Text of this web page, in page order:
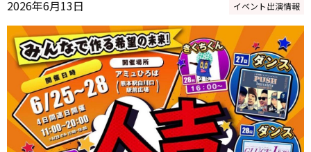
2026年6月13日 イベント出演情報